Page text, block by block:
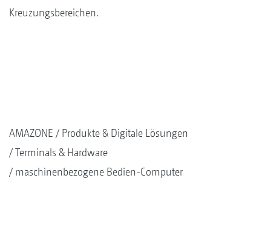
Kreuzungsbereichen.
AMAZONE
Produkte & Digitale Lösungen
Terminals & Hardware
maschinenbezogene Bedien-Computer